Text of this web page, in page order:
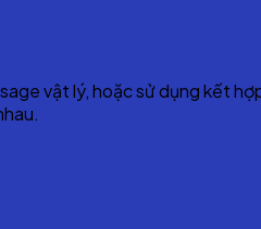
vật lý, hoặc sử dụng kết